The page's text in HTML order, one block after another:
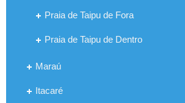
Praia de Taipu de Fora
Praia de Taipu de Dentro
Maraú
Itacaré